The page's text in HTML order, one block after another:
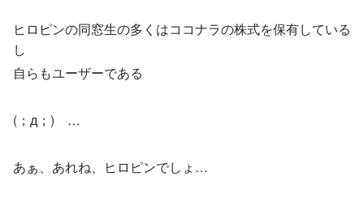
ヒロピンの同窓生の多くはココナラの株式を保有している
し
自らもユーザーである
(；д；) …
あぁ、あれね、ヒロピンでしょ…